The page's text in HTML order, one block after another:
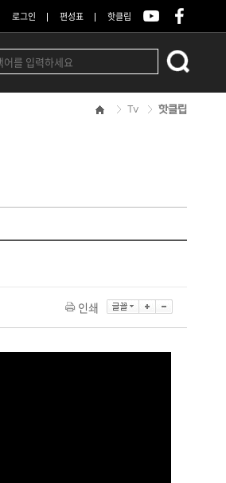
로그인 편성표 핫클립
Tv 핫클립
인쇄